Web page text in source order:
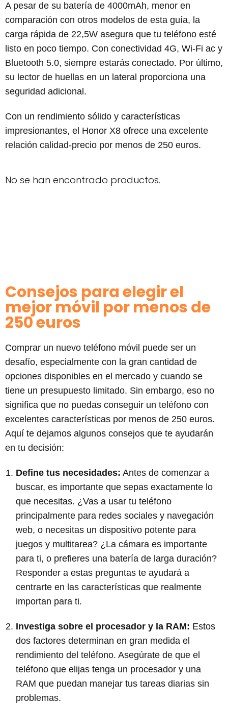
A pesar de su batería de 4000mAh, menor en
comparación con otros modelos de esta guía, la
carga rápida de 22,5W asegura que tu teléfono esté
listo en poco tiempo. Con conectividad 4G, Wi-Fi ac y
Bluetooth 5.0, siempre estarás conectado. Por último,
su lector de huellas en un lateral proporciona una
seguridad adicional.
Con un rendimiento sólido y características
impresionantes, el Honor X8 ofrece una excelente
relación calidad-precio por menos de 250 euros.
No se han encontrado productos.
Consejos para elegir el
mejor móvil por menos de
250 euros
Comprar un nuevo teléfono móvil puede ser un
desafío, especialmente con la gran cantidad de
opciones disponibles en el mercado y cuando se
tiene un presupuesto limitado. Sin embargo, eso no
significa que no puedas conseguir un teléfono con
excelentes características por menos de 250 euros.
Aquí te dejamos algunos consejos que te ayudarán
en tu decisión:
Define tus necesidades: Antes de comenzar a
buscar, es importante que sepas exactamente lo
que necesitas. ¿Vas a usar tu teléfono
principalmente para redes sociales y navegación
web, o necesitas un dispositivo potente para
juegos y multitarea? ¿La cámara es importante
para ti, o prefieres una batería de larga duración?
Responder a estas preguntas te ayudará a
centrarte en las características que realmente
importan para ti.
Investiga sobre el procesador y la RAM: Estos
dos factores determinan en gran medida el
rendimiento del teléfono. Asegúrate de que el
teléfono que elijas tenga un procesador y una
RAM que puedan manejar tus tareas diarias sin
problemas.